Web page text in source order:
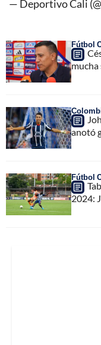
— Deportivo Cali
Fútbol
mucha
anotó
Fútbol
2024: